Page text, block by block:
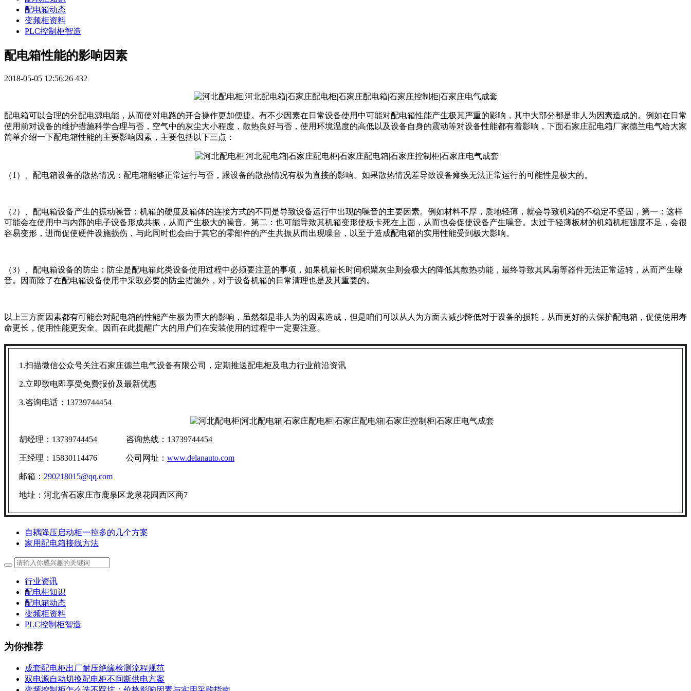
配电箱动态
变频柜资料
PLC控制柜智造
配电箱性能的影响因素
2018-05-05 12:56:26 432
配电箱可以合理的分配电源电能，从而使对电路的开合操作更加便捷。有不少因素在日常设备使用中可能对配电箱性能产生极其严重的影响，其中大部分都是非人为因素造成的。例如在日常
使用前对设备的维护措施科学合理与否，空气中的灰尘大小程度，散热良好与否，使用环境温度的高低以及设备自身的震动等对设备性能都有着影响，下面石家庄配电箱厂家德兰电气给大家
简单介绍一下配电箱性能的主要影响因素，主要包括以下三点：
（1）、配电箱设备的散热情况：配电箱能够正常运行与否，跟设备的散热情况有极为直接的影响。如果散热情况差导致设备瘫痪无法正常运行的可能性是极大的。
（2）、配电箱设备产生的振动噪音：机箱的硬度及箱体的连接方式的不同是导致设备运行中出现的噪音的主要因素。例如材料不厚，质地轻薄，就会导致机箱的不稳定不坚固，第一：这样
可能会在使用中与内部的电子设备形成共振，从而产生极大的噪音。第二：也可能导致其机箱变形使板卡死在上面，从而也会促使设备产生噪音。太过于轻薄板材的机箱机柜强度不足，会很
容易变形，进而促使硬件设施损伤，与此同时也会由于其它的零部件的产生共振从而出现噪音，以至于造成配电箱的实用性能受到极大影响。
（3）、配电箱设备的防尘：防尘是配电箱此类设备使用过程中必须要注意的事项，如果机箱长时间积聚灰尘则会极大的降低其散热功能，最终导致其风扇等器件无法正常运转，从而产生噪
音。因而除了在配电箱设备使用中采取必要的防尘措施外，对于设备机箱的日常清理也是及其重要的。
以上三方面因素都有可能会对配电箱的性能产生极为重大的影响，虽然都是非人为的因素造成，但是咱们可以从人为方面去减少降低对于设备的损耗，从而更好的去保护配电箱，促使使用寿
命更长，使用性能更安全。因而在此提醒广大的用户们在安装使用的过程中一定要注意。
1.扫描微信公众号关注石家庄德兰电气设备有限公司，定期推送配电柜及电力行业前沿资讯
2.立即致电即享受免费报价及最新优惠
3.咨询电话：13739744454
胡经理：13739744454 咨询热线：13739744454
王经理：15830114476 公司网址： www.delanauto.com
邮箱： 290218015@qq.com
地址：河北省石家庄市鹿泉区龙泉花园西区商7
自耦降压启动柜一控多的几个方案
家用配电箱接线方法
行业资讯
配电柜知识
配电箱动态
变频柜资料
PLC控制柜智造
为你推荐
成套配电柜出厂耐压绝缘检测流程规范
双电源自动切换配电柜不间断供电方案